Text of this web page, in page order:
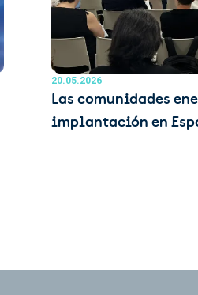
20.05.2026
Las comunidades
implantación en